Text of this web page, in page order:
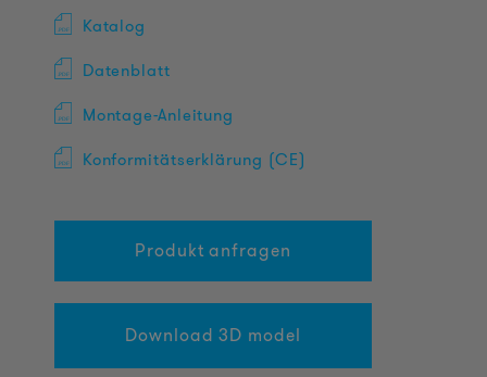
Katalog
Datenblatt
Montage-Anleitung
Konformitätserklärung (CE)
Produkt anfragen
Download 3D model